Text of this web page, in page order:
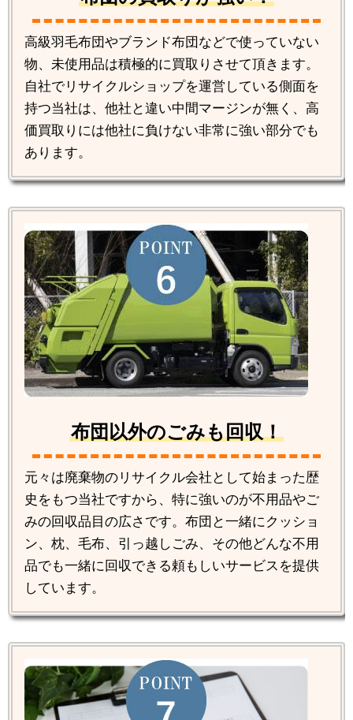
高級羽毛布団やブランド布団などで使っていない
物、未使用品は積極的に買取りさせて頂きます。
自社でリサイクルショップを運営している側面を
持つ当社は、他社と違い中間マージンが無く、高
価買取りには他社に負けない非常に強い部分でも
あります。
布団以外のごみも回収！
元々は廃棄物のリサイクル会社として始まった歴
史をもつ当社ですから、特に強いのが不用品やご
みの回収品目の広さです。布団と一緒にクッショ
ン、枕、毛布、引っ越しごみ、その他どんな不用
品でも一緒に回収できる頼もしいサービスを提供
しています。